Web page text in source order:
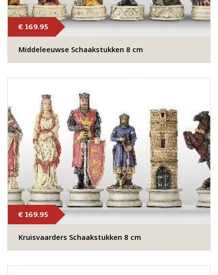
€ 169.95
Middeleeuwse Schaakstukken 8 cm
€ 169.95
Kruisvaarders Schaakstukken 8 cm